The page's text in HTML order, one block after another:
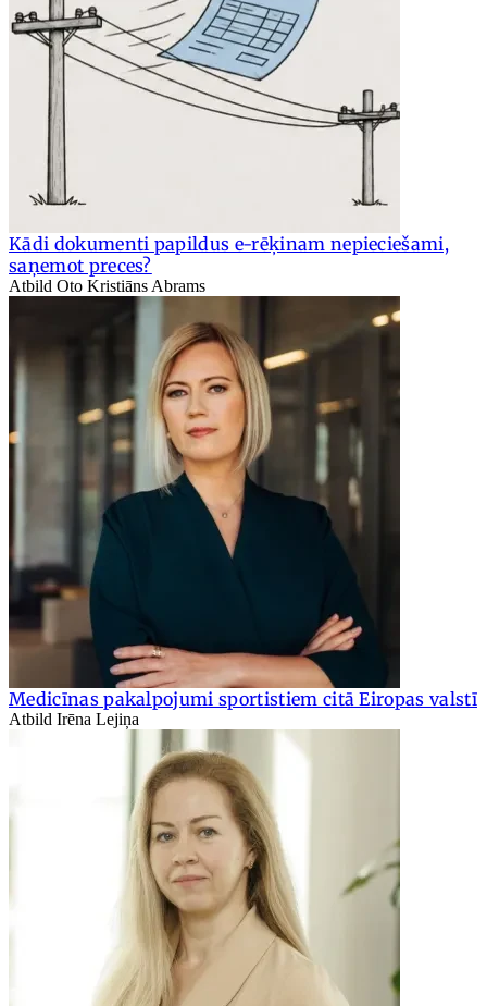
Kādi dokumenti papildus e-rēķinam nepieciešami,
saņemot preces?
Atbild Oto Kristiāns Abrams
Medicīnas pakalpojumi sportistiem citā Eiropas valstī
Atbild Irēna Lejiņa